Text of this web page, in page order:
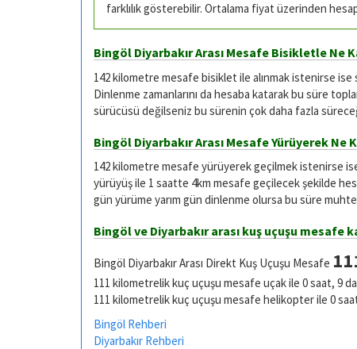
farklılık gösterebilir. Ortalama fiyat üzerinden
Bingöl Diyarbakır Arası Mesafe Bisikletle Ne
142 kilometre mesafe bisiklet ile alınmak istenirse
Dinlenme zamanlarını da hesaba katarak bu süre
sürücüsü değilseniz bu sürenin çok daha fazla
Bingöl Diyarbakır Arası Mesafe Yürüyerek Ne
142 kilometre mesafe yürüyerek geçilmek istenirse
yürüyüş ile 1 saatte 4km mesafe geçilecek şekilde
gün yürüme yarım gün dinlenme olursa bu süre
Bingöl ve Diyarbakır arası kuş uçuşu mesafe
Bingöl Diyarbakır Arası Direkt Kuş Uçuşu Mesafe
111 kilometrelik kuç uçuşu mesafe uçak ile 0 saat, 9
111 kilometrelik kuç uçuşu mesafe helikopter ile 0
Bingöl Rehberi
Diyarbakır Rehberi